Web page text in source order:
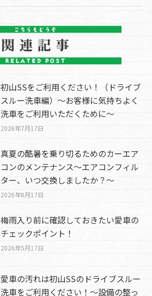
初山SSをご利用ください！（ドライブ
スルー洗車編）～お客様に気持ちよく
洗車をご利用いただくために～
2026年7月17日
真夏の酷暑を乗り切るためのカーエア
コンのメンテナンス～エアコンフィル
ター、いつ交換しましたか？～
2026年6月17日
梅雨入り前に確認しておきたい愛車の
チェックポイント！
2026年5月17日
愛車の汚れは初山SSのドライブスルー
洗車をご利用ください！～設備の整っ